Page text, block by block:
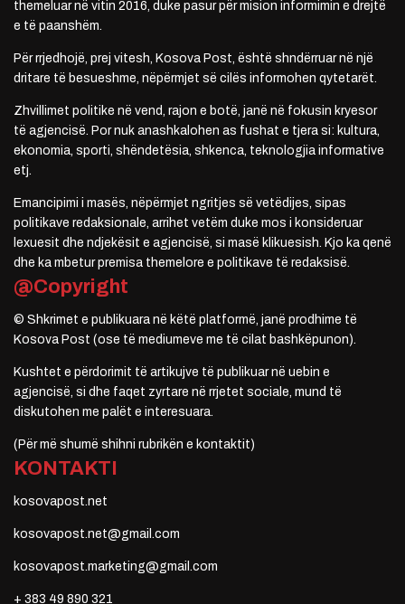
themeluar në vitin 2016, duke pasur për mision informimin e drejtë
e të paanshëm.
Për rrjedhojë, prej vitesh, Kosova Post, është shndërruar në një
dritare të besueshme, nëpërmjet së cilës informohen qytetarët.
Zhvillimet politike në vend, rajon e botë, janë në fokusin kryesor
të agjencisë. Por nuk anashkalohen as fushat e tjera si: kultura,
ekonomia, sporti, shëndetësia, shkenca, teknologjia informative
etj.
Emancipimi i masës, nëpërmjet ngritjes së vetëdijes, sipas
politikave redaksionale, arrihet vetëm duke mos i konsideruar
lexuesit dhe ndjekësit e agjencisë, si masë klikuesish. Kjo ka qenë
dhe ka mbetur premisa themelore e politikave të redaksisë.
@Copyright
© Shkrimet e publikuara në këtë platformë, janë prodhime të
Kosova Post (ose të mediumeve me të cilat bashkëpunon).
Kushtet e përdorimit të artikujve të publikuar në uebin e
agjencisë, si dhe faqet zyrtare në rrjetet sociale, mund të
diskutohen me palët e interesuara.
(Për më shumë shihni rubrikën e kontaktit)
KONTAKTI
kosovapost.net
kosovapost.net@gmail.com
kosovapost.marketing@gmail.com
+ 383 49 890 321